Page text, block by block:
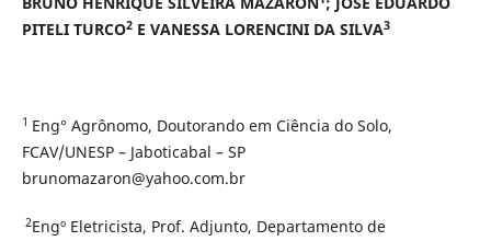
PITELI TURCO2E VANESSA LORENCINI DA SILVA3
1 Eng° Agrônomo, Doutorando em Ciência do Solo,
FCAV/UNESP – Jaboticabal – SP
brunomazaron@yahoo.com.br
2Engº Eletricista, Prof. Adjunto, Departamento de